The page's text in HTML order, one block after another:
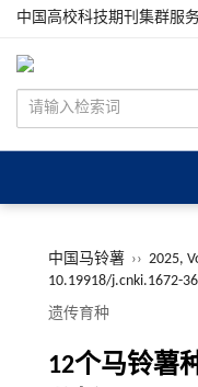
中国高校科技期刊集群服
中国马铃薯 ›› 2025,
10.19918/j.cnki.1672-
遗传育种
12个马铃薯